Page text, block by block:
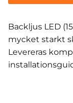
Backljus LED
mycket starkt
Levereras